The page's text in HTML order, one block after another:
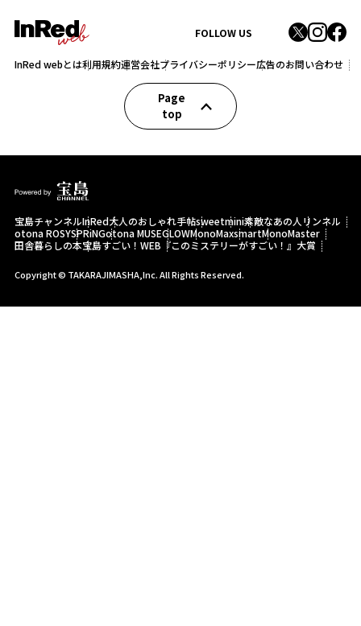
FOLLOW US
InRed webとは利用規約運営会社プライバシーポリシー広告のお問い合わせ
Page
top
宝島チャンネルInRed大人のおしゃれ手帖sweetmini素敵なあの人 リンネル
otona ROSYSPRiNGotona MUSEGLOWMonoMaxsmartMonoMaster
田舎暮らしの本宝島すごい！WEB 『このミステリーがすごい！』大賞
Copyright © TAKARAJIMASHA,Inc. All Rights Reserved.